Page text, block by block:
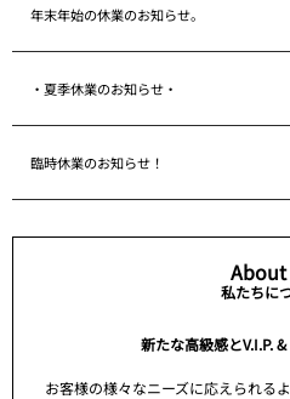
年末年始の休業のお知らせ。
・夏季休業のお知らせ・
臨時休業のお知らせ！
About
私たちに
新たな高級感とV.I.P.
お客様の様々なニーズに応えられる